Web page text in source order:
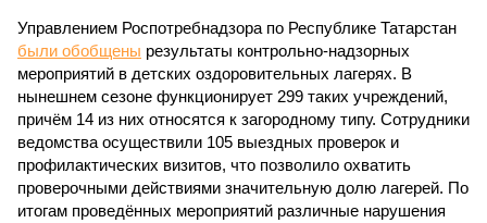
Управлением Роспотребнадзора по Республике Татарстан
были обобщены результаты контрольно-надзорных
мероприятий в детских оздоровительных лагерях. В
нынешнем сезоне функционирует 299 таких учреждений,
причём 14 из них относятся к загородному типу. Сотрудники
ведомства осуществили 105 выездных проверок и
профилактических визитов, что позволило охватить
проверочными действиями значительную долю лагерей. По
итогам проведённых мероприятий различные нарушения